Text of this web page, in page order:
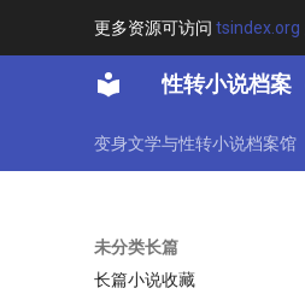
更多资源可访问 tsindex.org
性转小说档案
变身文学与性转小说档案馆
未分类长篇
长篇小说收藏